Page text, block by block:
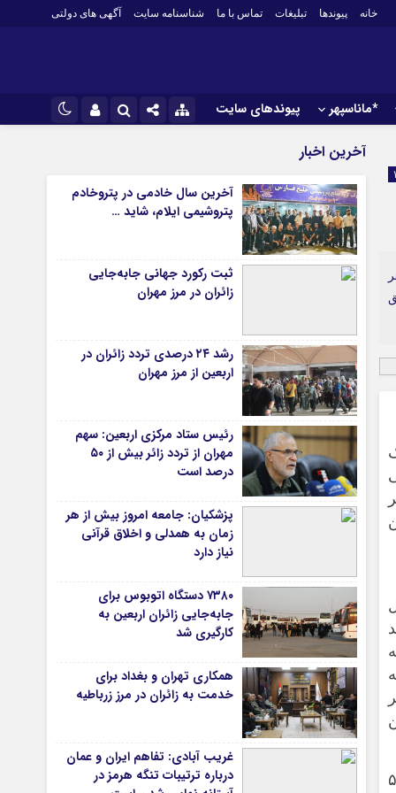
خانه پیوندها تبلیغات تماس با ما شناسنامه سایت آگهی های دولتی
*ماناسپهر پیوندهای سایت
سروش
ایتا
آپارات
رمز عبور
مرا به خاطر بسپار
اطلاعات
باشگاه پرسپولیس
باشگاه استقلال
کشتی و وزنه‌برداری
ورزشهای رزمی
ورزش زنان
سایر حوزه ها
دانشگاه
آموزش و پرورش
بهداشت و درمان
حوادث، انتظامی
شهری و رفاهی
شهرداری و شورای شهر
*ماناسپهر
اطلاعیه
پیام تبریک ماناسپهر
پیوندهای سایت
فعال ماهانه و ۵۰۰
آخرین اخبار
آخرین سال خادمی در پتروخادم
پتروشیمی ایلام، شاید …
ثبت رکورد جهانی جابه‌جایی
زائران در مرز مهران
رشد ۲۴ درصدی تردد زائران در
اربعین از مرز مهران
رئیس ستاد مرکزی اربعین: سهم
مهران از تردد زائر بیش از ۵۰
درصد است
پزشکیان: جامعه امروز بیش از هر
زمان به همدلی و اخلاق قرآنی
نیاز دارد
۷۳۸۰ دستگاه اتوبوس برای
جابه‌جایی زائران اربعین به‌
کارگیری شد
همکاری تهران و بغداد برای
خدمت به زائران در مرز زرباطیه
غریب آبادی: تفاهم ایران و عمان
درباره ترتیبات تنگه هرمز در